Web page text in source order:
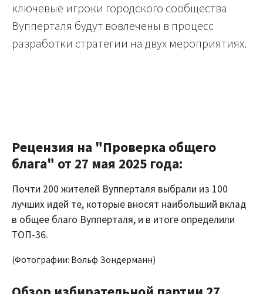
ключевые игроки городского сообщества
Вупперталя будут вовлечены в процесс
разработки стратегии на двух мероприятиях.
Рецензия на "Проверка общего
блага" от 27 мая 2025 года:
Почти 200 жителей Вупперталя выбрали из 100
лучших идей те, которые вносят наибольший вклад
в общее благо Вупперталя, и в итоге определили
ТОП-36.
(Фотографии: Вольф Зондерманн)